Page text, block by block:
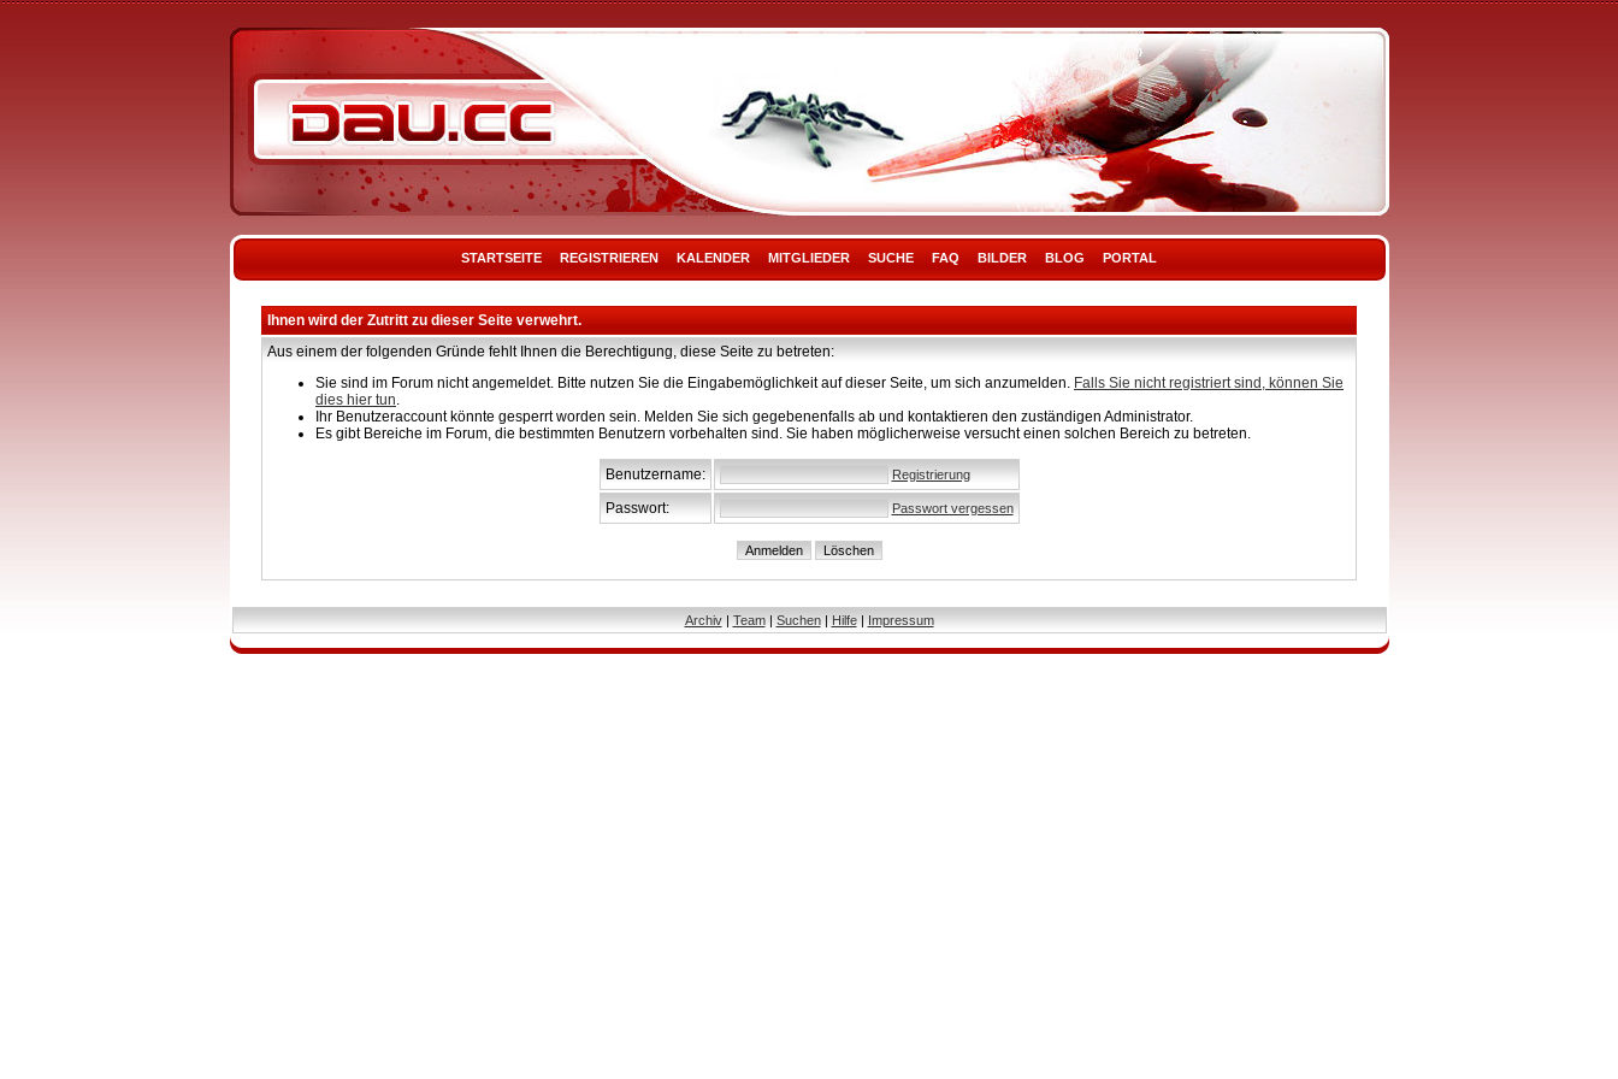
STARTSEITE REGISTRIEREN KALENDER MITGLIEDER SUCHE FAQ BILDER BLOG PORTAL
Ihnen wird der Zutritt zu dieser Seite verwehrt.
Aus einem der folgenden Gründe fehlt Ihnen die Berechtigung, diese Seite zu betreten:
Sie sind im Forum nicht angemeldet. Bitte nutzen Sie die Eingabemöglichkeit auf dieser Seite, um sich anzumelden. Falls Sie nicht registriert sind, können Sie
dies hier tun.
Ihr Benutzeraccount könnte gesperrt worden sein. Melden Sie sich gegebenenfalls ab und kontaktieren den zuständigen Administrator.
Es gibt Bereiche im Forum, die bestimmten Benutzern vorbehalten sind. Sie haben möglicherweise versucht einen solchen Bereich zu betreten.
Benutzername: Registrierung
Passwort: Passwort vergessen
Archiv| Team| Suchen| Hilfe| Impressum